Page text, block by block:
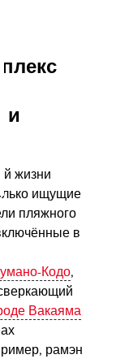
и
жизни
ищущие
пляжного
в
Кодо,
Вакаяма
рамэн